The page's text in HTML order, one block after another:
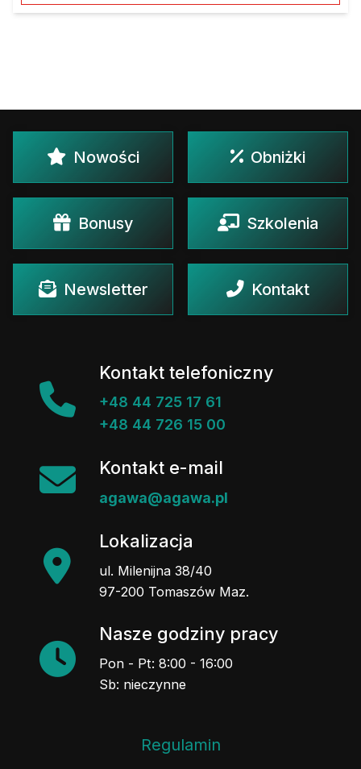
Nowości Obniżki
Bonusy Szkolenia
Newsletter Kontakt
Kontakt telefoniczny
+48 44 725 17 61
+48 44 726 15 00
Kontakt e-mail
agawa@agawa.pl
Lokalizacja
ul. Milenijna 38/40
97-200 Tomaszów Maz.
Nasze godziny pracy
Pon - Pt: 8:00 - 16:00
Sb: nieczynne
Regulamin